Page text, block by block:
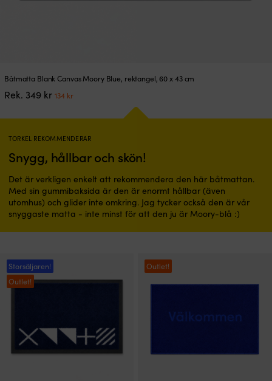
TORKEL REKOMMENDERAR
Snygg, hållbar och skön!
Det är verkligen enkelt att rekommendera den här båtmattan.
Med sin gummibaksida är den är enormt hållbar (även
utomhus) och glider inte omkring. Jag tycker också den är vår
snyggaste matta - inte minst för att den ju är Moory-blå :)
Båtmatta Blank Canvas Moory Blue, rektangel, 60 x 43 cm
Rek. 349 kr Det
priset
349 kr.
134 krDet
priset
134 kr.
Storsäljaren!
Outlet!
Outlet!